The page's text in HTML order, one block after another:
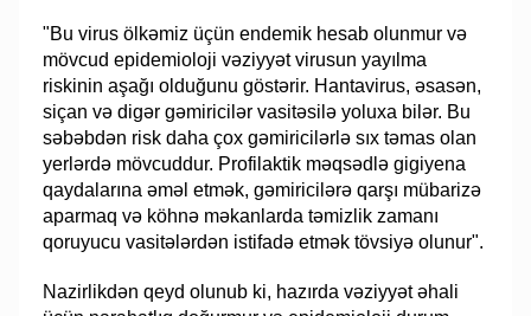
"Bu virus ölkəmiz üçün endemik hesab olunmur və
mövcud epidemioloji vəziyyət virusun yayılma
riskinin aşağı olduğunu göstərir. Hantavirus, əsasən,
siçan və digər gəmiricilər vasitəsilə yoluxa bilər. Bu
səbəbdən risk daha çox gəmiricilərlə sıx təmas olan
yerlərdə mövcuddur. Profilaktik məqsədlə gigiyena
qaydalarına əməl etmək, gəmiricilərə qarşı mübarizə
aparmaq və köhnə məkanlarda təmizlik zamanı
qoruyucu vasitələrdən istifadə etmək tövsiyə olunur".
Nazirlikdən qeyd olunub ki, hazırda vəziyyət əhali